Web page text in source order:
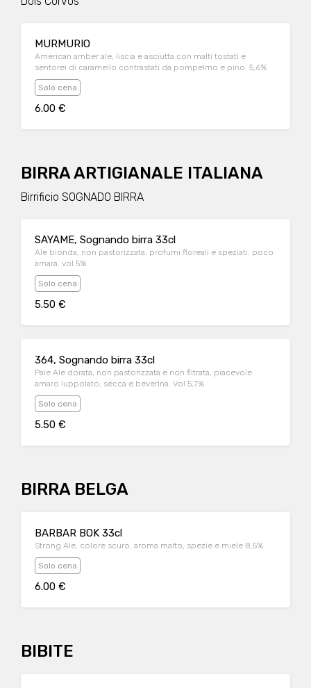
MURMURIO
American amber ale, liscia e asciutta con malti tostati e
sentorei di caramello contrastati da pompelmo e pino. 5,6%
Solo cena
6.00 €
BIRRA ARTIGIANALE ITALIANA
Birrificio SOGNADO BIRRA
SAYAME, Sognando birra 33cl
Ale bionda, non pastorizzata. profumi floreali e speziati. poco
amara. vol 5%
Solo cena
5.50 €
364, Sognando birra 33cl
Pale Ale dorata, non pastorizzata e non filtrata, piacevole
amaro luppolato, secca e beverina. Vol 5,7%
Solo cena
5.50 €
BIRRA BELGA
BARBAR BOK 33cl
Strong Ale, colore scuro, aroma malto, spezie e miele 8,5%
Solo cena
6.00 €
BIBITE